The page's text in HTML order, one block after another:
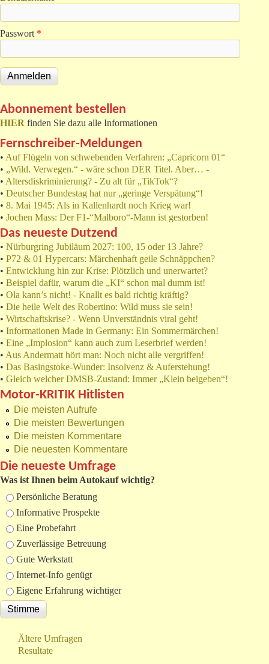
Passwort *
Abonnement bestellen
HIER finden Sie dazu alle Informationen
Fernschreiber-Meldungen
• Auf Flügeln von schwebenden Verfahren: „Capricorn 01“
• „Wild. Verwegen.“ - wäre schon DER Titel. Aber… -
• Altersdiskriminierung? - Zu alt für „TikTok“?
• Deutscher Bundestag hat nur „geringe Verspätung“!
• 8. Mai 1945: Als in Kallenhardt noch Krieg war!
• Jochen Mass: Der F1-“Malboro“-Mann ist gestorben!
Das neueste Dutzend
• Nürburgring Jubiläum 2027: 100, 15 oder 13 Jahre?
• P72 & 01 Hypercars: Märchenhaft geile Schnäppchen?
• Entwicklung hin zur Krise: Plötzlich und unerwartet?
• Beispiel dafür, warum die „KI“ schon mal dumm ist!
• Ola kann’s nicht! - Knallt es bald richtig kräftig?
• Die heile Welt des Robertino: Wild muss sie sein!
• Wirtschaftskrise? - Wenn Unverständnis viral geht!
• Informationen Made in Germany: Ein Sommermärchen!
• Eine „Implosion“ kann auch zum Leserbrief werden!
• Aus Andermatt hört man: Noch nicht alle vergriffen!
• Das Basingstoke-Wunder: Insolvenz & Auferstehung!
• Gleich welcher DMSB-Zustand: Immer „Klein beigeben“!
Motor-KRITIK Hitlisten
Die meisten Aufrufe
Die meisten Bewertungen
Die meisten Kommentare
Die neuesten Kommentare
Die neueste Umfrage
Was ist Ihnen beim Autokauf wichtig?
Auswahlmöglichkeiten
Persönliche Beratung
Informative Prospekte
Eine Probefahrt
Zuverlässige Betreuung
Gute Werkstatt
Internet-Info genügt
Eigene Erfahrung wichtiger
Ältere Umfragen
Resultate